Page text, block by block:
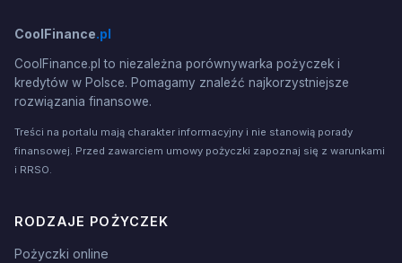
CoolFinance.pl
CoolFinance.pl to niezależna porównywarka pożyczek i
kredytów w Polsce. Pomagamy znaleźć najkorzystniejsze
rozwiązania finansowe.
Treści na portalu mają charakter informacyjny i nie stanowią porady
finansowej. Przed zawarciem umowy pożyczki zapoznaj się z warunkami
i RRSO.
RODZAJE POŻYCZEK
Pożyczki online